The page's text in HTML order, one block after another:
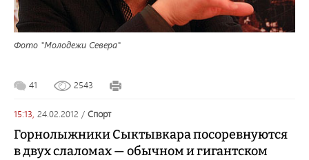
Фото "Молодежи Севера"
41 2543
15:13, 24.02.2012 / спорт
Горнолыжники Сыктывкара посоревнуются
в двух слаломах — обычном и гигантcком